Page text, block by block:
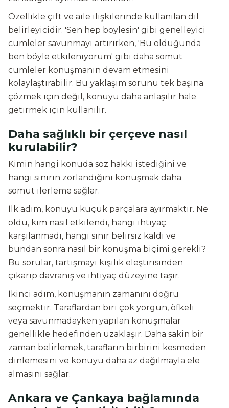
Özellikle çift ve aile ilişkilerinde kullanılan dil
belirleyicidir. 'Sen hep böylesin' gibi genelleyici
cümleler savunmayı artırırken, 'Bu olduğunda
ben böyle etkileniyorum' gibi daha somut
cümleler konuşmanın devam etmesini
kolaylaştırabilir. Bu yaklaşım sorunu tek başına
çözmek için değil, konuyu daha anlaşılır hale
getirmek için kullanılır.
Daha sağlıklı bir çerçeve nasıl
kurulabilir?
Kimin hangi konuda söz hakkı istediğini ve
hangi sınırın zorlandığını konuşmak daha
somut ilerleme sağlar.
İlk adım, konuyu küçük parçalara ayırmaktır. Ne
oldu, kim nasıl etkilendi, hangi ihtiyaç
karşılanmadı, hangi sınır belirsiz kaldı ve
bundan sonra nasıl bir konuşma biçimi gerekli?
Bu sorular, tartışmayı kişilik eleştirisinden
çıkarıp davranış ve ihtiyaç düzeyine taşır.
İkinci adım, konuşmanın zamanını doğru
seçmektir. Taraflardan biri çok yorgun, öfkeli
veya savunmadayken yapılan konuşmalar
genellikle hedefinden uzaklaşır. Daha sakin bir
zaman belirlemek, tarafların birbirini kesmeden
dinlemesini ve konuyu daha az dağılmayla ele
almasını sağlar.
Ankara ve Çankaya bağlamında